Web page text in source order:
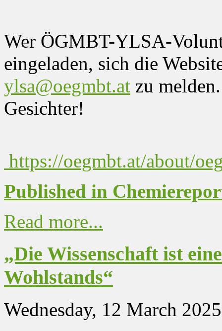
Wer ÖGMBT-YLSA-
eingeladen, sich die
ylsa@oegmbt.at zu
Gesichter!
https://oegmbt.at/about/
Published in
Read more...
„Die Wissenschaft ist
Wohlstands“
Wednesday, 12 March